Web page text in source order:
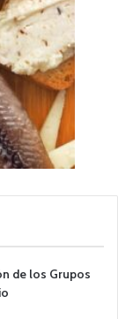
de los Grupos